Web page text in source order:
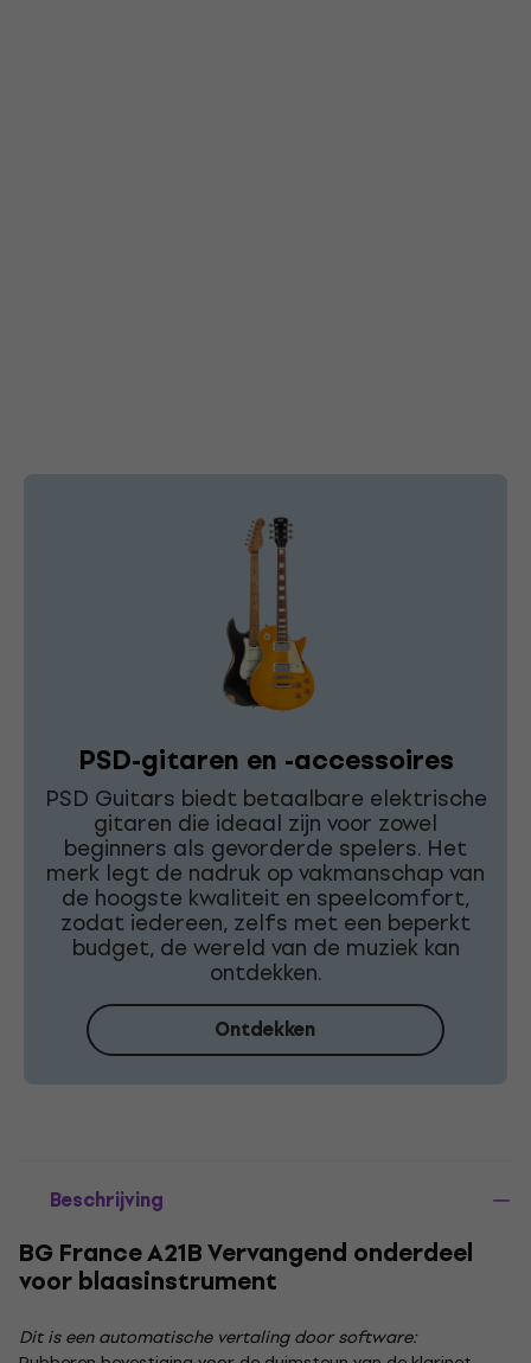
PSD-gitaren en -accessoires
PSD Guitars biedt betaalbare elektrische
gitaren die ideaal zijn voor zowel
beginners als gevorderde spelers. Het
merk legt de nadruk op vakmanschap van
de hoogste kwaliteit en speelcomfort,
zodat iedereen, zelfs met een beperkt
budget, de wereld van de muziek kan
ontdekken.
Ontdekken
Beschrijving
BG France A21B Vervangend onderdeel
voor blaasinstrument
Dit is een automatische vertaling door software: